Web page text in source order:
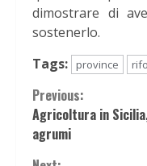
dimostrare di
sostenerlo.
Tags:
province
Continue
Reading
Previous:
Agricoltura in
agrumi